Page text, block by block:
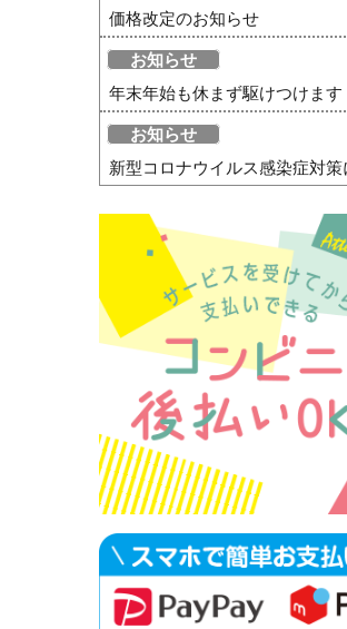
価格改定のお知らせ
お知らせ
年末年始も休まず駆けつけます
お知らせ
新型コロナウイルス感染症対策